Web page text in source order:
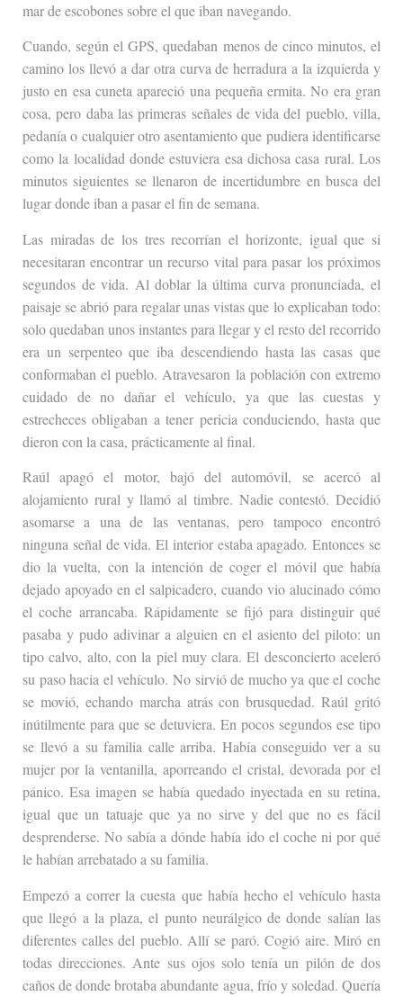
mar de escobones sobre el que iban navegando.
Cuando, según el GPS, quedaban menos de cinco minutos, el
camino los llevó a dar otra curva de herradura a la izquierda y
justo en esa cuneta apareció una pequeña ermita. No era gran
cosa, pero daba las primeras señales de vida del pueblo, villa,
pedanía o cualquier otro asentamiento que pudiera identificarse
como la localidad donde estuviera esa dichosa casa rural. Los
minutos siguientes se llenaron de incertidumbre en busca del
lugar donde iban a pasar el fin de semana.
Las miradas de los tres recorrían el horizonte, igual que si
necesitaran encontrar un recurso vital para pasar los próximos
segundos de vida. Al doblar la última curva pronunciada, el
paisaje se abrió para regalar unas vistas que lo explicaban todo:
solo quedaban unos instantes para llegar y el resto del recorrido
era un serpenteo que iba descendiendo hasta las casas que
conformaban el pueblo. Atravesaron la población con extremo
cuidado de no dañar el vehículo, ya que las cuestas y
estrecheces obligaban a tener pericia conduciendo, hasta que
dieron con la casa, prácticamente al final.
Raúl apagó el motor, bajó del automóvil, se acercó al
alojamiento rural y llamó al timbre. Nadie contestó. Decidió
asomarse a una de las ventanas, pero tampoco encontró
ninguna señal de vida. El interior estaba apagado.Entonces se
dio la vuelta, con la intención de coger el móvil que había
dejado apoyado en el salpicadero, cuando vio alucinado cómo
el coche arrancaba. Rápidamente se fijó para distinguir qué
pasaba y pudo adivinar a alguien en el asiento del piloto: un
tipo calvo, alto, con la piel muy clara. El desconcierto aceleró
su paso hacia el vehículo. No sirvió de mucho ya que el coche
se movió, echando marcha atrás con brusquedad. Raúl gritó
inútilmente para que se detuviera. En pocos segundos ese tipo
se llevó a su familia calle arriba. Había conseguido ver a su
mujer por la ventanilla, aporreando el cristal, devorada por el
pánico. Esa imagen se había quedado inyectada en su retina,
igual que un tatuaje que ya no sirve y del que no es fácil
desprenderse. No sabía a dónde había ido el coche ni por qué
le habían arrebatado a su familia.
Empezó a correr la cuesta que había hecho el vehículo hasta
que llegó a la plaza, el punto neurálgico de donde salían las
diferentes calles del pueblo. Allí se paró. Cogió aire. Miró en
todas direcciones. Ante sus ojos solo tenía un pilón de dos
caños de donde brotaba abundante agua, frío y soledad. Quería